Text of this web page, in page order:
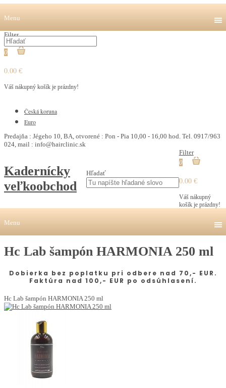
Menu
Filter
0
0.00 €
Váš nákupný košík je prázdny!
Česká koruna
Euro
Predajňa : Jégeho 10, BA, otvorené : Pon - Pia 10,00 - 16,00 hod. Tel. 0917/963
024, mail : info@hairclinic.sk
Kadernícky
veľkoobchod
Hľadať
Filter
0
0.00 €
Váš nákupný
košík je prázdny!
Menu
Hc Lab šampón HARMONIA 250 ml
Dobierka bez poplatku pri odbere nad 70,- EUR.
Faktúra nad 100,- EUR po odsúhlasení.
Hc Lab šampón HARMONIA 250 ml